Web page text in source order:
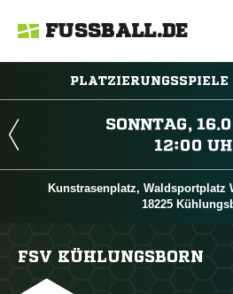
FUSSBALL.DE


Kunstrasenplatz, Waldsportplatz
18225
FSV KÜHLUNGSBORN